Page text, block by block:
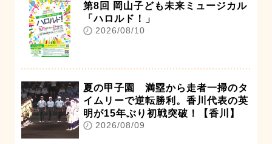
第8回 岡山子ども未来ミュージカル
「ハロルド！」
2026/08/10
夏の甲子園 満塁から走者一掃のタ
イムリーで逆転勝利。香川代表の英
明が15年ぶり初戦突破！【香川】
2026/08/09